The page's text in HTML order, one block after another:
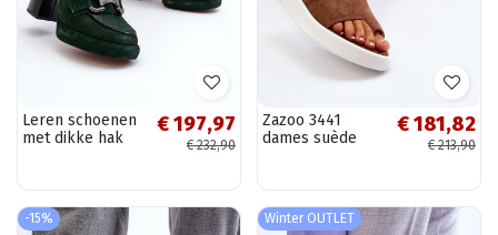
Leren schoenen
met dikke hak
€ 197,97
€ 232,90
Zazoo 3441
dames suède
€ 181,82
€ 213,90
-15% Winter OUTLET